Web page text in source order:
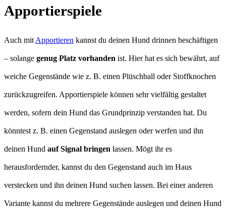
Apportierspiele
Auch mit Apportieren kannst du deinen Hund drinnen beschäftigen
– solange genug Platz vorhanden ist. Hier hat es sich bewährt, auf
weiche Gegenstände wie z. B. einen Plüschball oder Stoffknochen
zurückzugreifen. Apportierspiele können sehr vielfältig gestaltet
werden, sofern dein Hund das Grundprinzip verstanden hat. Du
könntest z. B. einen Gegenstand auslegen oder werfen und ihn
deinen Hund auf Signal bringen lassen. Mögt ihr es
herausfordernder, kannst du den Gegenstand auch im Haus
verstecken und ihn deinen Hund suchen lassen. Bei einer anderen
Variante kannst du mehrere Gegenstände auslegen und deinen Hund